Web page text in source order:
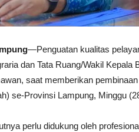
—Penguatan kualitas
dan Tata Ruang/Wakil Kepala
saat memberikan
se-Provinsi Lampung, Minggu
perlu didukung oleh